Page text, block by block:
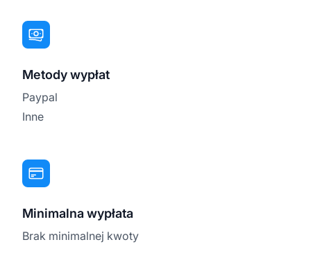
Metody wypłat
Paypal
Inne
Minimalna wypłata
Brak minimalnej kwoty